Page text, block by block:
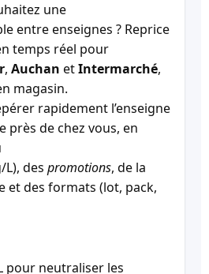
une
entre enseignes ? Reprice
temps réel pour
, Auchan etIntermarché,
magasin.
rapidement l’enseigne
près de chez vous, en
L), des promotions, de la
et des formats (lot, pack,
pour neutraliser les